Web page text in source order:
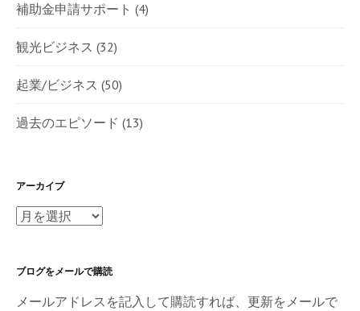
補助金申請サポート (4)
観光ビジネス (32)
起業/ビジネス (50)
過去のエピソード (13)
アーカイブ
ア
イ
ブ
ブログをメールで購読
メールアドレスを記入して購読すれば、更新をメールで